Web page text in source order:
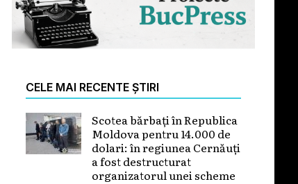
CELE MAI RECENTE ȘTIRI
Scotea bărbați în Republica
Moldova pentru 14.000 de
dolari: în regiunea Cernăuți
a fost destructurat
organizatorul unei scheme